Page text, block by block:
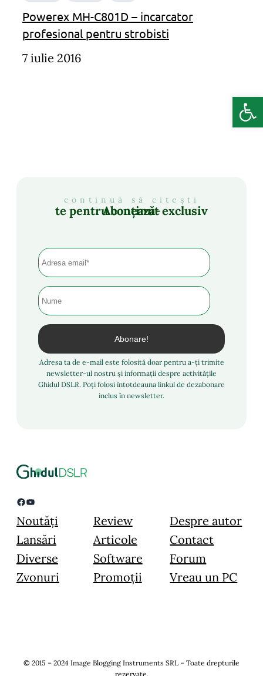
Powerex MH-C801D – incarcator
profesional pentru strobisti
7 iulie 2016
continuă să citești
Abonează-te pentru conținut exclusiv
Adresa ta de e-mail este folosită doar pentru a-ți trimite
newsletter-ul nostru și informații despre activitățile
Ghidul DSLR. Poți folosi întotdeauna linkul de dezabonare
inclus în newsletter.
Facebook YouTube
Noutăți
Lansări
Diverse
Zvonuri
Review
Articole
Software
Promoții
Despre autor
Contact
Forum
Vreau un PC
© 2015 – 2024 Image Blogging Instruments SRL – Toate drepturile
rezervate.